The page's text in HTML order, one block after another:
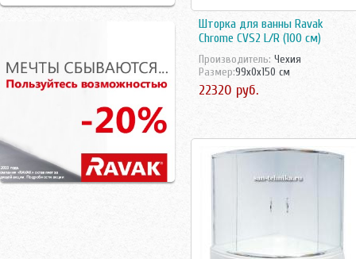
Шторка для ванны Ravak
Chrome CVS2 L/R (100 см)
Производитель: Чехия
Размер:99x0x150 см
22320 руб.